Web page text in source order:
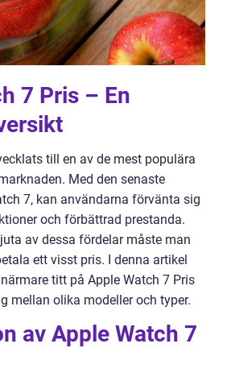
7 Pris – En
till en av de mest populära
Med den senaste
7, kan användarna förvänta sig
och förbättrad prestanda.
av dessa fördelar måste man
ett visst pris. I denna artikel
titt på Apple Watch 7 Pris
mellan olika modeller och typer.
av Apple Watch 7